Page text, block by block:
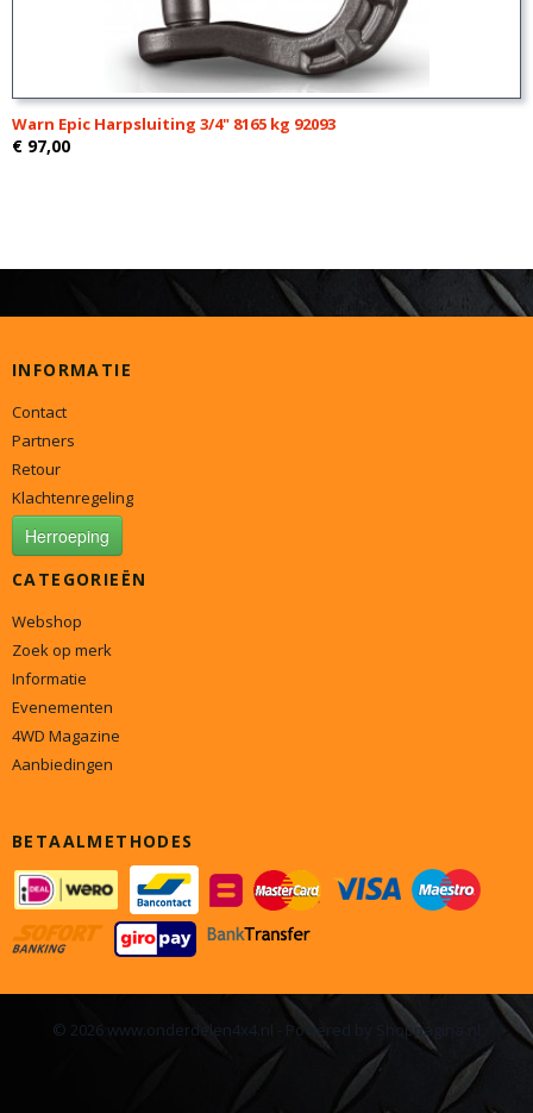
Warn Epic Harpsluiting 3/4" 8165 kg 92093
€ 97,00
INFORMATIE
Contact
Partners
Retour
Klachtenregeling
Herroeping
CATEGORIEËN
Webshop
Zoek op merk
Informatie
Evenementen
4WD Magazine
Aanbiedingen
BETAALMETHODES
© 2026 www.onderdelen4x4.nl - Powered by Shoppagina.nl